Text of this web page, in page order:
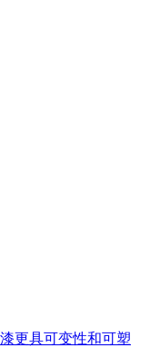
更具可变性和可塑